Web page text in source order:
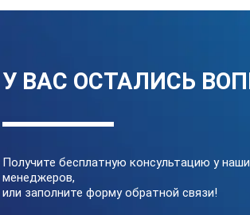
У ВАС ОСТАЛИСЬ
Получите бесплатную консультацию у
менеджеров,
или заполните форму обратной связи!